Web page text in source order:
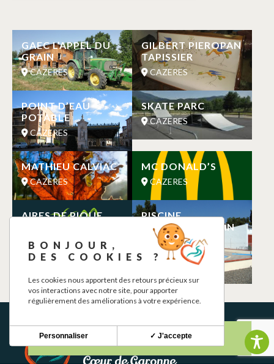
GAEC L’APPEL DU
GRAIN
CAZERES
GILBERT PIEROPAN
TAPISSIER
CAZERES
POINT D’EAU
POTABLE
CAZERES
SKATE PARC
CAZERES
MATHIEU CALVIAC
CAZERES
MC DONALD’S
CAZERES
AIRES DE PIQUE
CAZERES
PISCINE
MUNICIPALE JEAN
LECUSSAN DE
CAZERES
CAZERES
BONJOUR,
DES COOKIES ?
Les cookies nous apportent des retours précieux sur
vos interactions avec notre site, pour apporter
régulièrement des améliorations à votre expérience.
✓ J'accepte
Personnaliser